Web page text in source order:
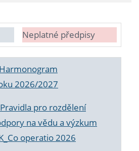
Neplatné předpisy
2026/2027
pro rozdělení
na vědu a výzkum
operatio 2026